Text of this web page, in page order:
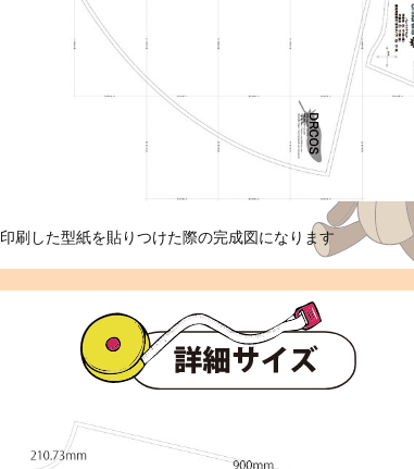
印刷した型紙を貼りつけた際の完成図になります